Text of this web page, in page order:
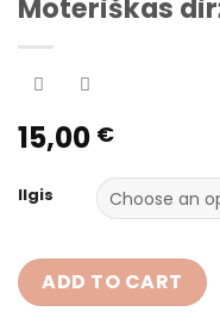
Moteriškas
15,00 €
Ilgis
ADD TO CART